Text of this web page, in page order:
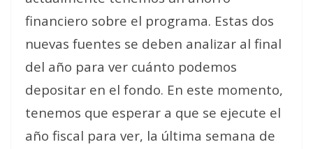
financiero sobre el programa. Estas dos
nuevas fuentes se deben analizar al final
del año para ver cuánto podemos
depositar en el fondo. En este momento,
tenemos que esperar a que se ejecute el
año fiscal para ver, la última semana de